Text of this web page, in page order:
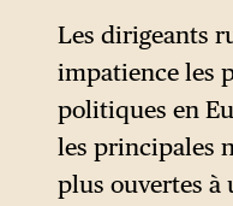
monde
comme
et
Les dirigeants
impatience les
politiques en
les principales
plus ouvertes